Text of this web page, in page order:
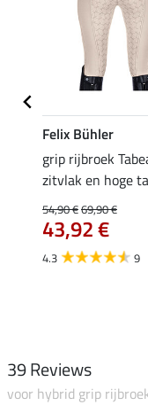
Felix Bühler
grip rijbroek
zitvlak en hoge
54,90 €69,90 €
43,92 €
4.3 9
39 Reviews
voor hybrid grip